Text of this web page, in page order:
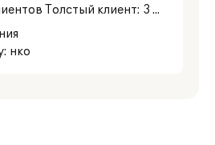
Толстый клиент: 3 ...
нко